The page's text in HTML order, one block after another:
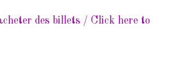
des billets / Click here to